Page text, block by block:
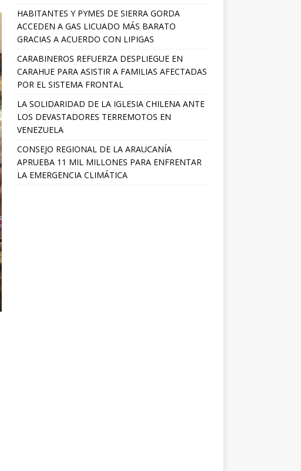
HABITANTES Y PYMES DE SIERRA GORDA
ACCEDEN A GAS LICUADO MÁS BARATO
GRACIAS A ACUERDO CON LIPIGAS
CARABINEROS REFUERZA DESPLIEGUE EN
CARAHUE PARA ASISTIR A FAMILIAS AFECTADAS
POR EL SISTEMA FRONTAL
LA SOLIDARIDAD DE LA IGLESIA CHILENA ANTE
LOS DEVASTADORES TERREMOTOS EN
VENEZUELA
CONSEJO REGIONAL DE LA ARAUCANÍA
APRUEBA 11 MIL MILLONES PARA ENFRENTAR
LA EMERGENCIA CLIMÁTICA